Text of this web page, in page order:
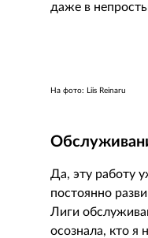
даже в
На фото: Liis Reinaru
Да, эту работу
постоянно
Лиги
осознала, кто я